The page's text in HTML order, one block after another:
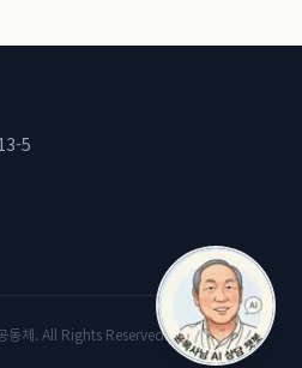
5
체. All Rights Reserved.